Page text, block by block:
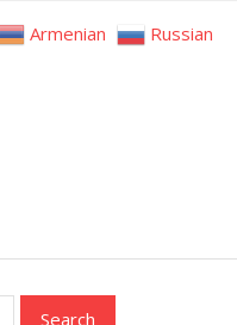
Armenian Russian